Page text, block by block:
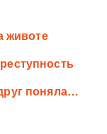
животе
поняла…